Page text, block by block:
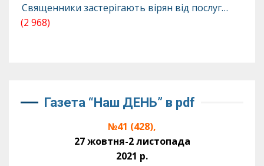
Священники застерігають вірян від послуг…
(2 968)
Газета “Наш ДЕНЬ” в pdf
№41 (428),
27 жовтня-2 листопада
2021 р.